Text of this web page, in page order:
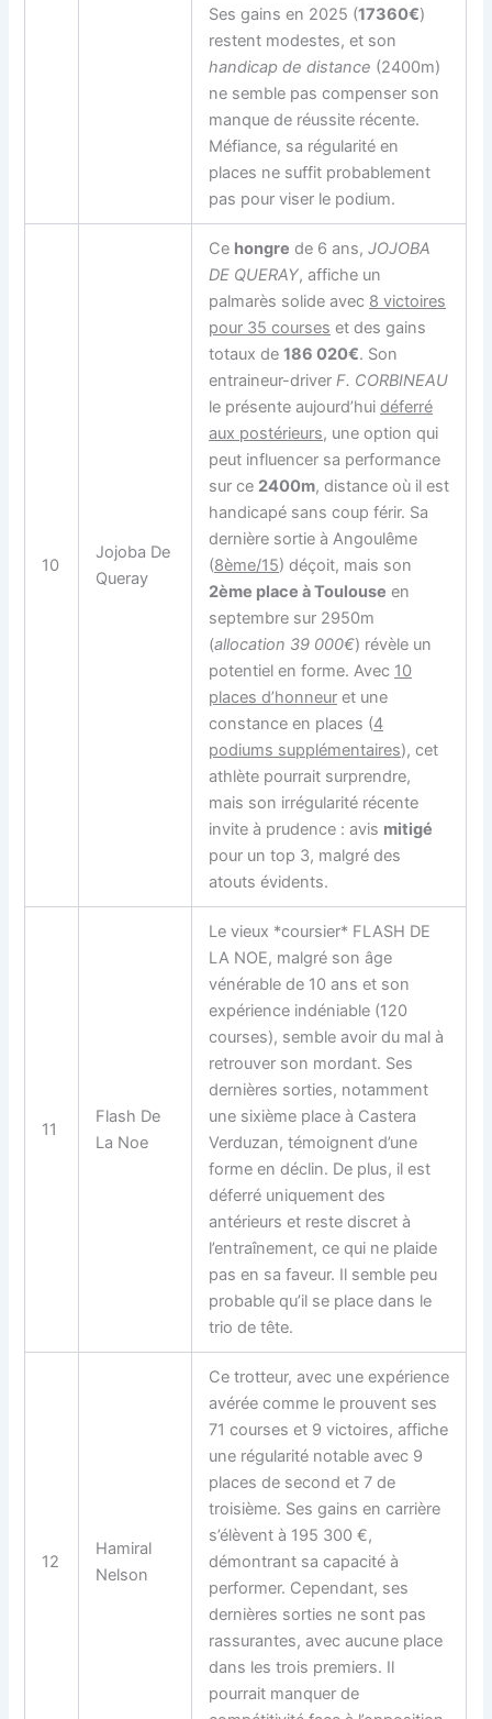
Ses gains en 2025 (17360€)
restent modestes, et son
handicap de distance (2400m)
ne semble pas compenser son
manque de réussite récente.
Méfiance, sa régularité en
places ne suffit probablement
pas pour viser le podium.
10
Jojoba De
Queray
Ce hongre de 6 ans,JOJOBA
DE QUERAY, affiche un
palmarès solide avec 8 victoires
pour 35 courses et des gains
totaux de186 020€. Son
entraineur-driverF. CORBINEAU
le présente aujourd’huidéferré
aux postérieurs, une option qui
peut influencer sa performance
sur ce 2400m, distance où il est
handicapé sans coup férir. Sa
dernière sortie à Angoulême
(8ème/15) déçoit, mais son
2ème place à Toulouse en
septembre sur 2950m
(allocation 39 000€) révèle un
potentiel en forme. Avec 10
places d’honneur et une
constance en places (4
podiums supplémentaires), cet
athlète pourrait surprendre,
mais son irrégularité récente
invite à prudence : avis mitigé
pour un top 3, malgré des
atouts évidents.
11
Flash De
La Noe
Le vieux *coursier* FLASH DE
LA NOE, malgré son âge
vénérable de 10 ans et son
expérience indéniable (120
courses), semble avoir du mal à
retrouver son mordant. Ses
dernières sorties, notamment
une sixième place à Castera
Verduzan, témoignent d’une
forme en déclin. De plus, il est
déferré uniquement des
antérieurs et reste discret à
l’entraînement, ce qui ne plaide
pas en sa faveur. Il semble peu
probable qu’il se place dans le
trio de tête.
12
Hamiral
Nelson
Ce trotteur, avec une expérience
avérée comme le prouvent ses
71 courses et 9 victoires, affiche
une régularité notable avec 9
places de second et 7 de
troisième. Ses gains en carrière
s’élèvent à 195 300 €,
démontrant sa capacité à
performer. Cependant, ses
dernières sorties ne sont pas
rassurantes, avec aucune place
dans les trois premiers. Il
pourrait manquer de